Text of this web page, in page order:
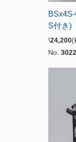
S付き)
\24,200(
No.